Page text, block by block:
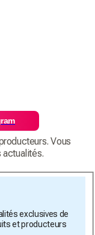
Vous
actualités.
exclusives de
et producteurs